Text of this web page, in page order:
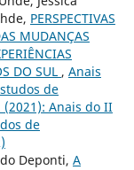
PERSPECTIVAS
MUDANÇAS
DO SUL , Anais
de
Anais do II
de
Deponti, A